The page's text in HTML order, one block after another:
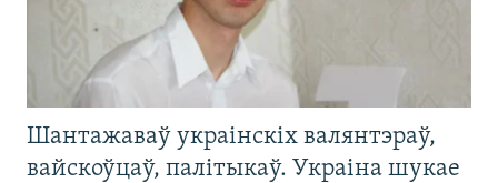
Шантажаваў украінскіх валянтэраў,
вайскоўцаў, палітыкаў. Украіна шукае